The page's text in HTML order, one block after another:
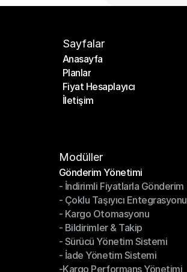
Sayfalar
Anasayfa
Anasayfa
Planlar
Planlar
Fiyat Hesaplayıcı
Fiyat Hesaplayıcı
İletişim
Modüller
Gönderim Yönetimi
Gönderim Yönetimi
- İndirimli Fiyatlarla Gönderim
- İndirimli Fiyatlarla Gönderim
- Çoklu Taşıyıcı Entegrasyonu
- Çoklu Taşıyıcı Entegrasyonu
- Kargo Otomasyonu
- Kargo Otomasyonu
- Bildirimler & Takip
- Bildirimler & Takip
- Sürücü Yönetim Sistemi
- Sürücü Yönetim Sistemi
- İade Yönetim Sistemi
- İade Yönetim Sistemi
-Kargo Performans Yönetimi